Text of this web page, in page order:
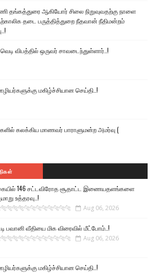
தங்கத்துரை ஆகியோர் சிலை நிறுவுவதற்கு நாளை
தடை பருத்தித்துறை நீதவான் நீதிமன்றம்
விபத்தில் ஒருவர் சாவடைந்துள்ளார்..!
மகிழ்ச்சியான செய்தி..!
கலக்கிய மாணவர் பாராளுமன்ற அமர்வு (
146 சட்டவிரோத சூதாட்ட இணையதளங்களை
உத்தரவு..!
Aug 06, 2026
பவானி வீதியை மிக விரைவில் மீட்போம்..!
Aug 06, 2026
மகிழ்ச்சியான செய்தி..!